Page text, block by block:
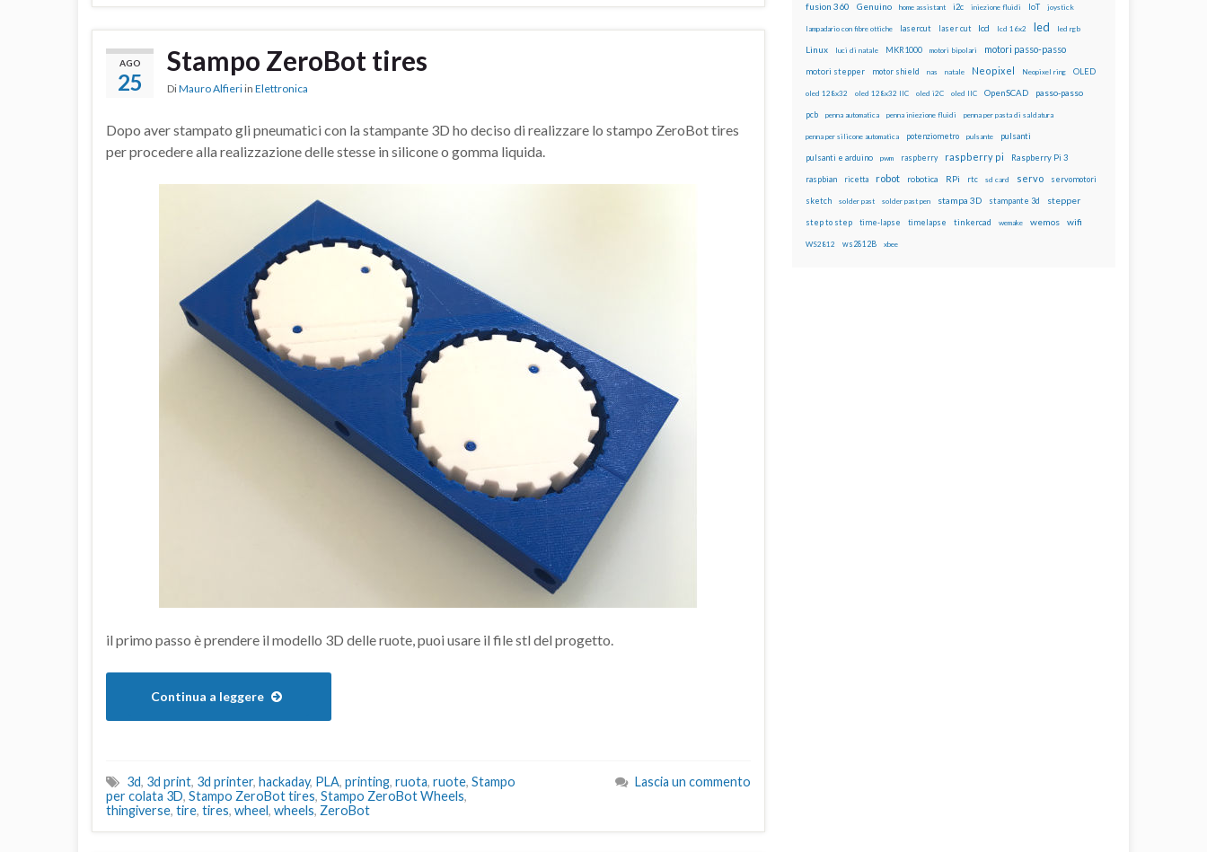
AGO
25
Stampo ZeroBot tires
DiMauro Alfieri in Elettronica
Dopo aver stampato gli pneumatici con la stampante 3D ho deciso di realizzare lo stampo ZeroBot tires
per procedere alla realizzazione delle stesse in silicone o gomma liquida.
il primo passo è prendere il modello 3D delle ruote, puoi usare il file stl del progetto.
Continua a leggere
3d, 3d print, 3d printer, hackaday, PLA, printing, ruota, ruote, Stampo
per colata 3D, Stampo ZeroBot tires, Stampo ZeroBot Wheels,
thingiverse, tire, tires, wheel, wheels, ZeroBot
Lascia un commento
fusion 360 Genuino home assistant i2c iniezione fluidi IoT joystick
lampadario con fibre ottiche lasercut laser cut lcd lcd 16x2 led led rgb
Linux luci di natale MKR1000 motori bipolari motori passo-passo
motori stepper motor shield nas natale Neopixel Neopixel ring OLED
oled 128x32 oled 128x32 IIC oled i2C oled IIC OpenSCAD passo-passo
pcb penna automatica penna iniezione fluidi penna per pasta di saldatura
penna per silicone automatica potenziometro pulsante pulsanti
pulsanti e arduino pwm raspberry raspberry pi Raspberry Pi 3
raspbian ricetta robot robotica RPi rtc sd card servo servomotori
sketch solder past solder past pen stampa 3D stampante 3d stepper
step to step time-lapse timelapse tinkercad wemake wemos wifi
WS2812 ws2812B xbee